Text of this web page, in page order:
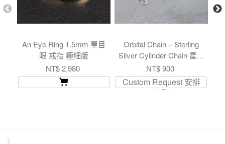
An Eye Ring 1.5mm 單目
眼 戒指 極細版
NT$ 2,980
Orbital Chain – Sterling
Silver Cylinder Chain 星環
掛鍊 純銀橢圓雙拼
NT$ 900
Custom Request 安排
定製